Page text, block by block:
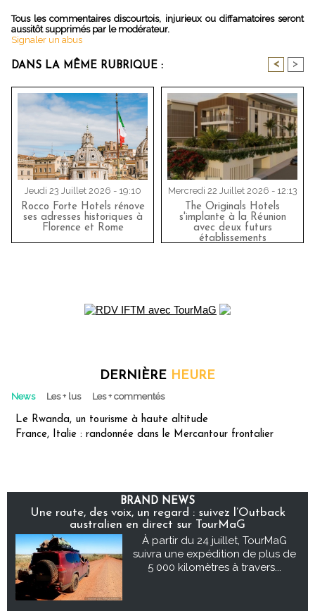
Tous les commentaires discourtois, injurieux ou diffamatoires seront
aussitôt supprimés par le modérateur.
Signaler un abus
DANS LA MÊME RUBRIQUE : < >
Jeudi 23 Juillet 2026 - 19:10
Rocco Forte Hotels rénove
ses adresses historiques à
Florence et Rome
Mercredi 22 Juillet 2026 - 12:13
The Originals Hotels
s'implante à la Réunion
avec deux futurs
établissements
DERNIÈRE HEURE
News Les + lus Les + commentés
Le Rwanda, un tourisme à haute altitude
France, Italie : randonnée dans le Mercantour frontalier
BRAND NEWS
Une route, des voix, un regard : suivez l’Outback
australien en direct sur TourMaG
À partir du 24 juillet, TourMaG
suivra une expédition de plus de
5 000 kilomètres à travers...